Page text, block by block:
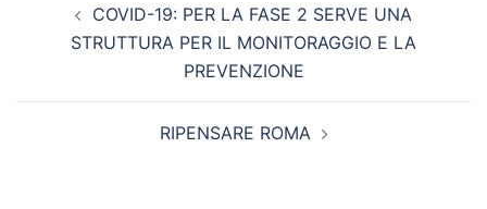
COVID-19: PER LA FASE 2 SERVE UNA
STRUTTURA PER IL MONITORAGGIO E LA
PREVENZIONE
RIPENSARE ROMA